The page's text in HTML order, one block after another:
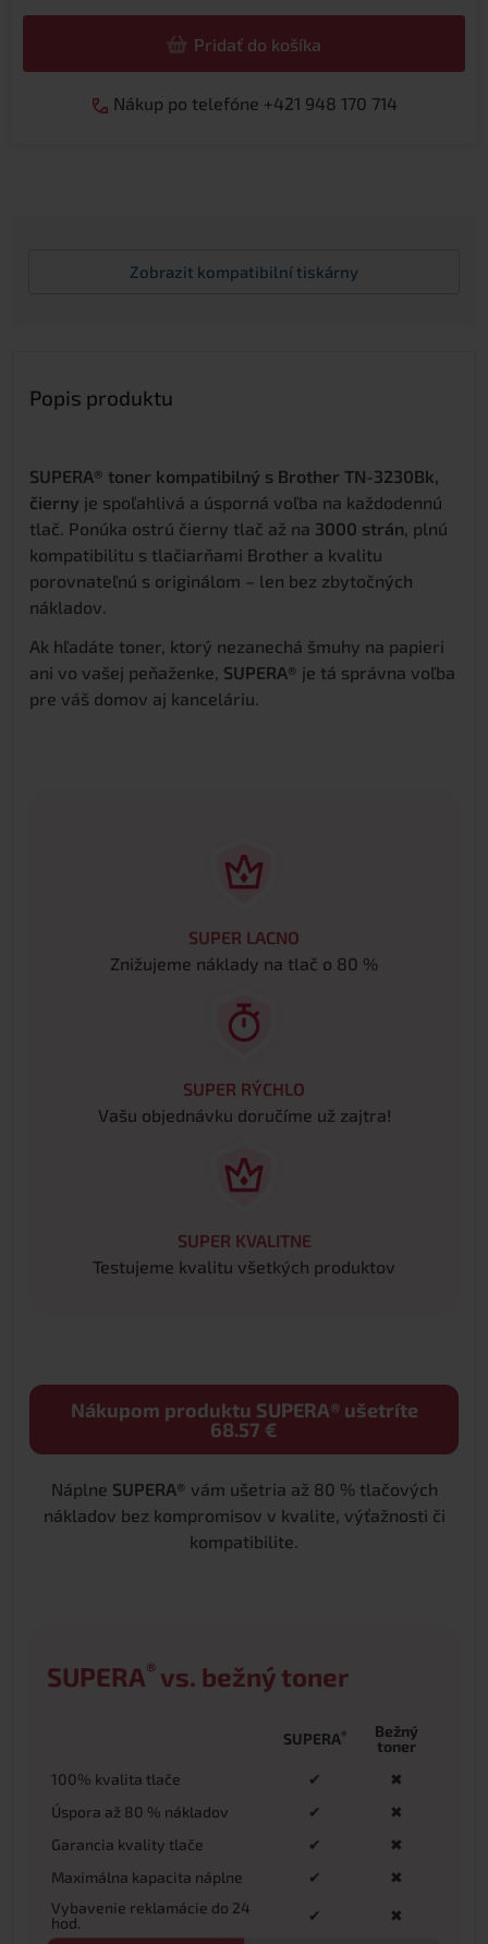
Pridať do košíka
Nákup po telefóne +421 948 170 714
Zobrazit kompatibilní tiskárny
Popis produktu
SUPERA® toner kompatibilný s Brother TN-3230Bk,
čierny je spoľahlivá a úsporná voľba na každodennú
tlač. Ponúka ostrú čierny tlač až na 3000 strán, plnú
kompatibilitu s tlačiarňami Brother a kvalitu
porovnateľnú s originálom – len bez zbytočných
nákladov.
Ak hľadáte toner, ktorý nezanechá šmuhy na papieri
ani vo vašej peňaženke, SUPERA® je tá správna voľba
pre váš domov aj kanceláriu.
SUPER LACNO
Znižujeme náklady na tlač o 80 %
SUPER RÝCHLO
Vašu objednávku doručíme už zajtra!
SUPER KVALITNE
Testujeme kvalitu všetkých produktov
Nákupom produktu SUPERA® ušetríte
68.57 €
Náplne SUPERA® vám ušetria až 80 % tlačových
nákladov bez kompromisov v kvalite, výťažnosti či
kompatibilite.
SUPERA®vs. bežný toner
SUPERA®
Bežný
toner
100% kvalita tlače
✔
✖
Úspora až 80 % nákladov
✔
✖
Garancia kvality tlače
✔
✖
Maximálna kapacita náplne
✔
✖
Vybavenie reklamácie do 24
hod.
✔ ✖